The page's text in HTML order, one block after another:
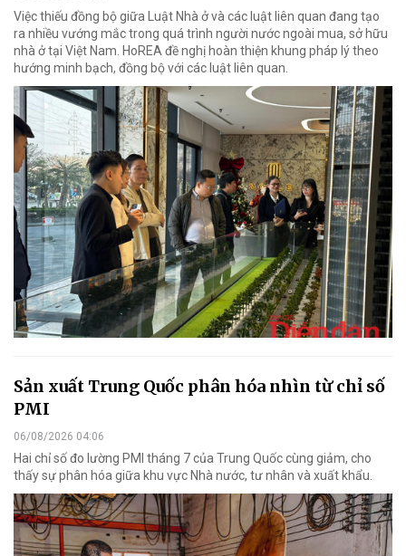
Việc thiếu đồng bộ giữa Luật Nhà ở và các luật liên quan đang tạo
ra nhiều vướng mắc trong quá trình người nước ngoài mua, sở hữu
nhà ở tại Việt Nam. HoREA đề nghị hoàn thiện khung pháp lý theo
hướng minh bạch, đồng bộ với các luật liên quan.
Sản xuất Trung Quốc phân hóa nhìn từ chỉ số
PMI
06/08/2026 04:06
Hai chỉ số đo lường PMI tháng 7 của Trung Quốc cùng giảm, cho
thấy sự phân hóa giữa khu vực Nhà nước, tư nhân và xuất khẩu.